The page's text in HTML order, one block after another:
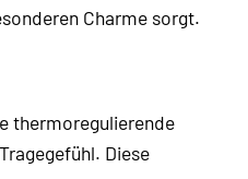
Charme sorgt.
thermoregulierende
Diese